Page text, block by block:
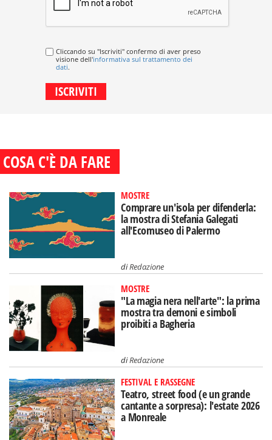
Cliccando su "Iscriviti" confermo di aver preso
visione dell'informativa sul trattamento dei
dati.
COSA C'È DA FARE
MOSTRE
Comprare un'isola per difenderla:
la mostra di Stefania Galegati
all'Ecomuseo di Palermo
diRedazione
MOSTRE
"La magia nera nell'arte": la prima
mostra tra demoni e simboli
proibiti a Bagheria
diRedazione
FESTIVAL E RASSEGNE
Teatro, street food (e un grande
cantante a sorpresa): l'estate 2026
a Monreale